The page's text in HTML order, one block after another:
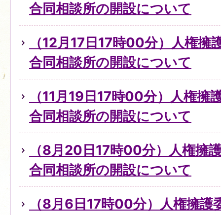
合同相談所の開設について
（12月17日17時00分）人権擁
合同相談所の開設について
（11月19日17時00分）人権擁
合同相談所の開設について
（8月20日17時00分）人権擁
合同相談所の開設について
（8月6日17時00分）人権擁護